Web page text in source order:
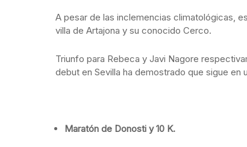
A pesar de las inclemencias climatológicas,
villa de Artajona y su conocido Cerco.
Triunfo para Rebeca y Javi Nagore
debut en Sevilla ha demostrado que sigue en
Maratón de Donosti y 10 K.